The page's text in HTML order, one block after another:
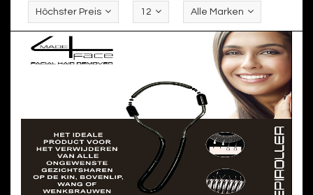
Höchster Preis 12 Alle Marken